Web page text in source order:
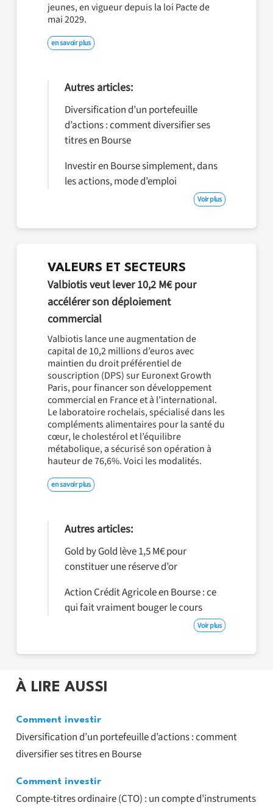
jeunes, en vigueur depuis la loi Pacte de
mai 2029.
en savoir plus
Autres articles:
Diversification d’un portefeuille
d’actions : comment diversifier ses
titres en Bourse
Investir en Bourse simplement, dans
les actions, mode d’emploi
Voir plus
VALEURS ET SECTEURS
Valbiotis veut lever 10,2 M€ pour
accélérer son déploiement
commercial
Valbiotis lance une augmentation de
capital de 10,2 millions d’euros avec
maintien du droit préférentiel de
souscription (DPS) sur Euronext Growth
Paris, pour financer son développement
commercial en France et à l’international.
Le laboratoire rochelais, spécialisé dans les
compléments alimentaires pour la santé du
cœur, le cholestérol et l’équilibre
métabolique, a sécurisé son opération à
hauteur de 76,6%. Voici les modalités.
en savoir plus
Autres articles:
Gold by Gold lève 1,5 M€ pour
constituer une réserve d’or
Action Crédit Agricole en Bourse : ce
qui fait vraiment bouger le cours
Voir plus
À LIRE AUSSI
Comment investir
Diversification d’un portefeuille d’actions : comment
diversifier ses titres en Bourse
Comment investir
Compte-titres ordinaire (CTO) : un compte d’instruments